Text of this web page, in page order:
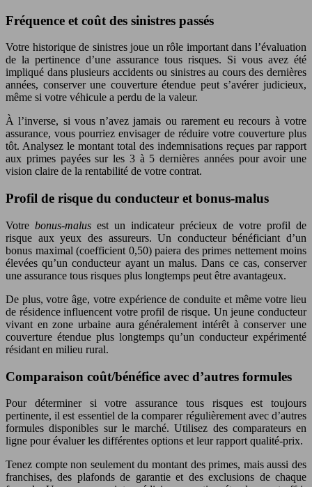
Fréquence et coût des sinistres passés
Votre historique de sinistres joue un rôle important dans l’évaluation
de la pertinence d’une assurance tous risques. Si vous avez été
impliqué dans plusieurs accidents ou sinistres au cours des dernières
années, conserver une couverture étendue peut s’avérer judicieux,
même si votre véhicule a perdu de la valeur.
À l’inverse, si vous n’avez jamais ou rarement eu recours à votre
assurance, vous pourriez envisager de réduire votre couverture plus
tôt. Analysez le montant total des indemnisations reçues par rapport
aux primes payées sur les 3 à 5 dernières années pour avoir une
vision claire de la rentabilité de votre contrat.
Profil de risque du conducteur et bonus-malus
Votre bonus-malus est un indicateur précieux de votre profil de
risque aux yeux des assureurs. Un conducteur bénéficiant d’un
bonus maximal (coefficient 0,50) paiera des primes nettement moins
élevées qu’un conducteur ayant un malus. Dans ce cas, conserver
une assurance tous risques plus longtemps peut être avantageux.
De plus, votre âge, votre expérience de conduite et même votre lieu
de résidence influencent votre profil de risque. Un jeune conducteur
vivant en zone urbaine aura généralement intérêt à conserver une
couverture étendue plus longtemps qu’un conducteur expérimenté
résidant en milieu rural.
Comparaison coût/bénéfice avec d’autres formules
Pour déterminer si votre assurance tous risques est toujours
pertinente, il est essentiel de la comparer régulièrement avec d’autres
formules disponibles sur le marché. Utilisez des comparateurs en
ligne pour évaluer les différentes options et leur rapport qualité-prix.
Tenez compte non seulement du montant des primes, mais aussi des
franchises, des plafonds de garantie et des exclusions de chaque